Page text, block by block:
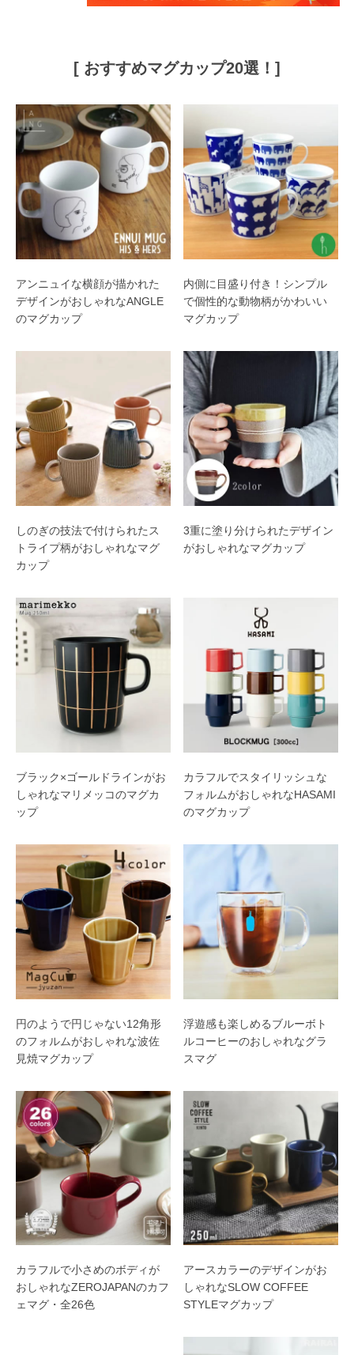
[ おすすめマグカップ20選！]
アンニュイな横顔が描かれた
デザインがおしゃれなANGLE
のマグカップ
内側に目盛り付き！シンプル
で個性的な動物柄がかわいい
マグカップ
しのぎの技法で付けられたス
トライプ柄がおしゃれなマグ
カップ
3重に塗り分けられたデザイン
がおしゃれなマグカップ
ブラック×ゴールドラインがお
しゃれなマリメッコのマグカ
ップ
カラフルでスタイリッシュな
フォルムがおしゃれなHASAMI
のマグカップ
円のようで円じゃない12角形
のフォルムがおしゃれな波佐
見焼マグカップ
浮遊感も楽しめるブルーボト
ルコーヒーのおしゃれなグラ
スマグ
カラフルで小さめのボディが
おしゃれなZEROJAPANのカフ
ェマグ・全26色
アースカラーのデザインがお
しゃれなSLOW COFFEE
STYLEマグカップ